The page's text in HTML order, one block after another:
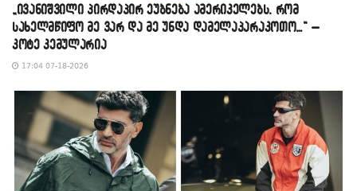
„ივანიშვილი პირდაპირ ეუბნება ამერიკელებს, რომ
სახელმწიფო მე ვარ და მე უნდა დამელაპარაკოთო…“ –
კოტე კემულარია
17:04 07-18-2026